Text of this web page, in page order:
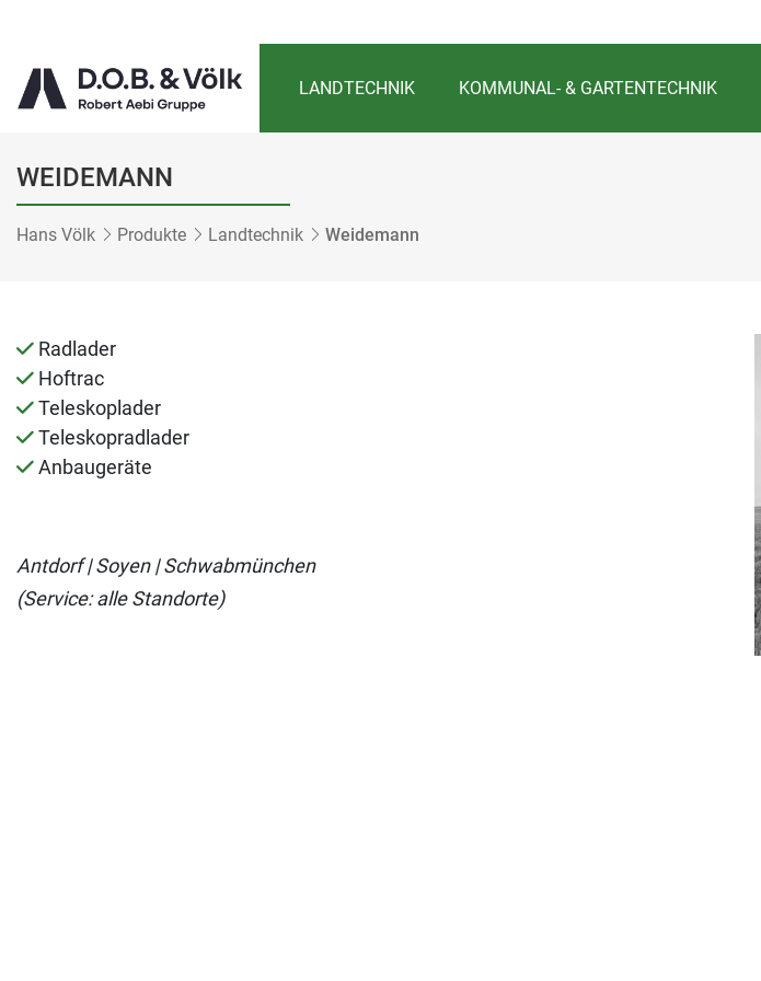
LANDTECHNIK KOMMUNAL- & GARTENTECHNIK
WEIDEMANN
Hans Völk Produkte Landtechnik Weidemann
Radlader
Hoftrac
Teleskoplader
Teleskopradlader
Anbaugeräte
Antdorf | Soyen | Schwabmünchen
(Service: alle Standorte)